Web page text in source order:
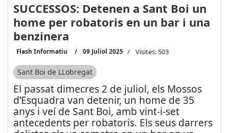
SUCCESSOS: Detenen a Sant Boi un
home per robatoris en un bar i una
benzinera
Flash Informatiu 09 Juliol 2025 Visites: 503
Sant Boi de LLobregat
El passat dimecres 2 de juliol, els Mossos
d’Esquadra van detenir, un home de 35
anys i veí de Sant Boi, amb vint-i-set
antecedents per robatoris. Els seus darrers